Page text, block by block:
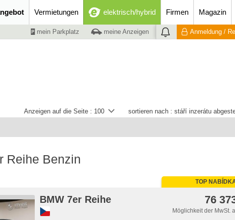
Vermietungen elektrisch/hybrid Firmen Magazin
mein Parkplatz meine Anzeigen Anmeldung /
sortieren nach : stáří inzerátu
Anzeigen auf die Seite : 100
Reihe Benzin
TOP
BMW 7er Reihe 76
Möglichkeit der MwSt.